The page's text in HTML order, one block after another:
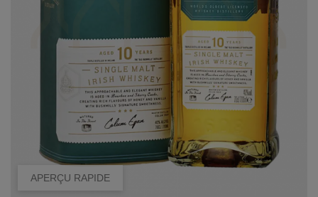
APERÇU RAPIDE